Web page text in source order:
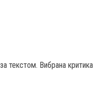
текстом. Вибрана критика